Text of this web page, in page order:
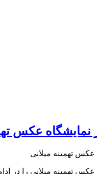
عکس
عکس تهمینه میلانی
تهمینه میلانی را در